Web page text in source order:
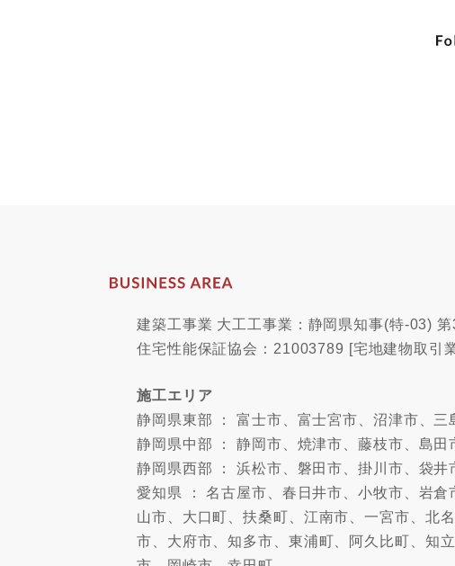
建築工事業 大工工事業：静岡県知事(特-03)
住宅性能保証協会：21003789 [宅地建物取引
施工エリア
静岡県東部 ： 富士市、富士宮市、沼津市、
静岡県中部 ： 静岡市、焼津市、藤枝市、島
静岡県西部 ： 浜松市、磐田市、掛川市、袋
愛知県 ： 名古屋市、春日井市、小牧市、岩
山市、大口町、扶桑町、江南市、一宮市、北
市、大府市、知多市、東浦町、阿久比町、知